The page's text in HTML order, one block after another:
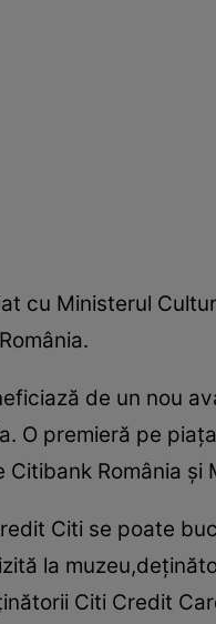
cu Ministerul
de un nou
O premieră pe
România şi
Citi se poate
la
Citi Credit